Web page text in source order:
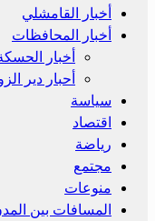
أخبار القامشلي
أخبار المحافظات
أخبار
أحبار دير
سياسة
اقتصاد
رياضة
مجتمع
منوعات
المسافات بين